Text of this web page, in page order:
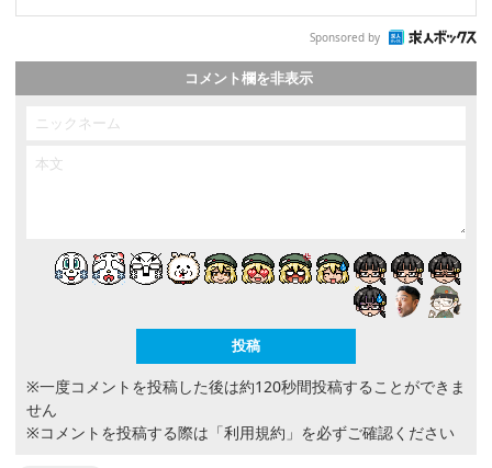
Sponsored by
コメント欄を非表示
※一度コメントを投稿した後は約120秒間投稿することができま
せん
※コメントを投稿する際は 「利用規約」 を必ずご確認ください